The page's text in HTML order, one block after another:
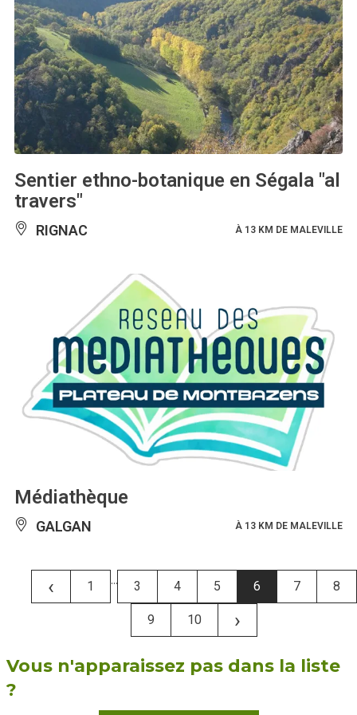
Sentier ethno-botanique en Ségala "al
travers"
RIGNAC À 13 KM DE MALEVILLE
Médiathèque
GALGAN À 13 KM DE MALEVILLE
‹ 1 ... 3 4 5 6 7 8
9 10 ›
Vous n'apparaissez pas dans la liste
?